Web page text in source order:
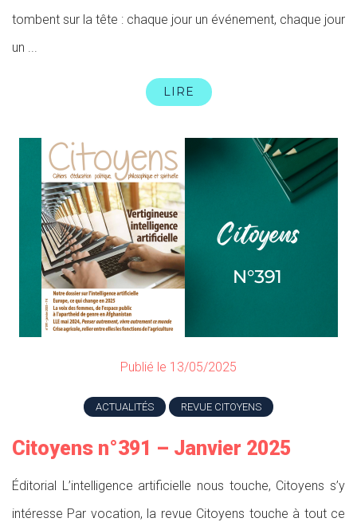
tombent sur la tête : chaque jour un événement, chaque jour
un ...
LIRE
Publié le 13/05/2025
ACTUALITÉS REVUE CITOYENS
Citoyens n°391 – Janvier 2025
Éditorial L’intelligence artificielle nous touche, Citoyens s’y
intéresse Par vocation, la revue Citoyens touche à tout ce